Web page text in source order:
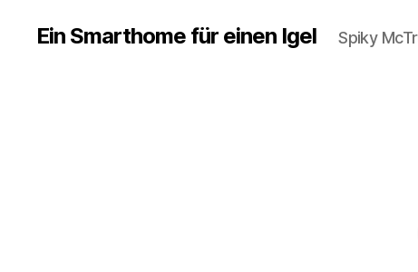
Ein Smarthome für einen Igel Spiky